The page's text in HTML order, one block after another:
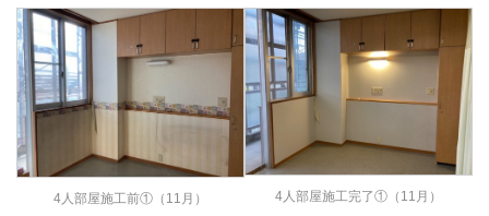
4人部屋施工前①（11月） 4人部屋施工完了①（11月）